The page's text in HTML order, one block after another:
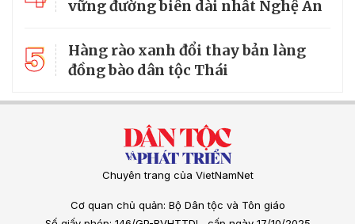
vững đường biên dài nhất Nghệ An
5
Hàng rào xanh đổi thay bản làng
đồng bào dân tộc Thái
Chuyên trang của VietNamNet
Cơ quan chủ quản: Bộ Dân tộc và Tôn giáo